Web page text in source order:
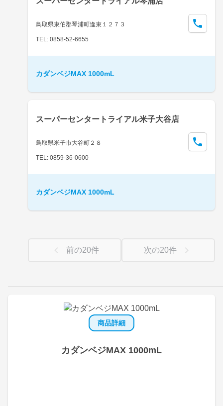
商品詳細
カダンベジMAX 1000mL
鳥取県東伯郡琴浦町逢束１２７３
TEL: 0858-52-6655
カダンベジMAX 1000mL
スーパーセンタートライアル米子大谷店
鳥取県米子市大谷町２８
TEL: 0859-36-0600
カダンベジMAX 1000mL
前の20件 次の20件